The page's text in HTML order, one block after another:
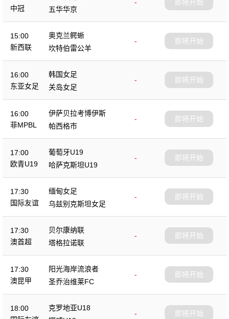
中冠
-
五华华京
即将开始
15:00
新西联
奥克兰鳄蜥
-
坎特伯雷公羊
即将开始
16:00
东亚女足
韩国女足
-
关岛女足
即将开始
16:00
菲MPBL
伊萨贝拉考博伊斯
-
帕西格市
即将开始
17:00
欧青U19
葡萄牙U19
-
哈萨克斯坦U19
即将开始
17:30
国际友谊
缅甸女足
-
乌兹别克斯坦女足
即将开始
17:30
澳首超
贝尔康纳联
-
塔格拉诺联
即将开始
17:30
澳昆甲
阳光海岸流浪者
-
圣乔治维莱FC
即将开始
18:00
克罗地亚U18
-
即将开始